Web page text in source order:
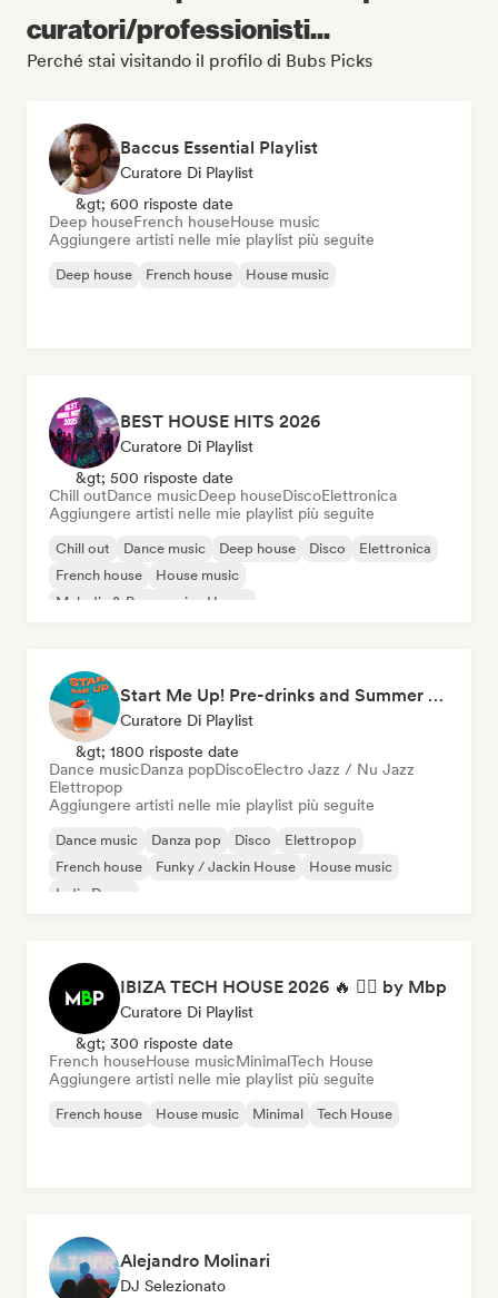
curatori/professionisti...
Perché stai visitando il profilo di Bubs Picks
Baccus Essential Playlist
Curatore Di Playlist
&gt; 600 risposte date
Deep houseFrench houseHouse music
Aggiungere artisti nelle mie playlist più seguite
Deep house French house House music
BEST HOUSE HITS 2026
Curatore Di Playlist
&gt; 500 risposte date
Chill outDance musicDeep houseDiscoElettronica
Aggiungere artisti nelle mie playlist più seguite
Chill out Dance music Deep house Disco
Elettronica
French house
House music
Melodic & Progressive House
Start Me Up! Pre-drinks and Summer Party 🍹
Curatore Di Playlist
&gt; 1800 risposte date
Dance musicDanza popDiscoElectro Jazz / Nu Jazz
Elettropop
Aggiungere artisti nelle mie playlist più seguite
Dance music Danza pop Disco
Elettropop
French house
Funky / Jackin House
House music
Indie Dance
IBIZA TECH HOUSE 2026 🔥 😮‍💨 by Mbp
Curatore Di Playlist
&gt; 300 risposte date
French houseHouse musicMinimalTech House
Aggiungere artisti nelle mie playlist più seguite
French house House music Minimal Tech House
Alejandro Molinari
DJ Selezionato